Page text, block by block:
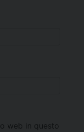
web in questo